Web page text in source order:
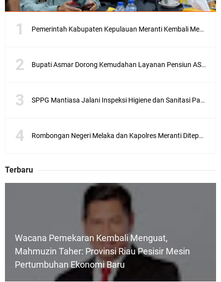
Pemerintah Kabupaten Kepulauan Meranti Kembali Merombak 3 Pejabat Eselon III. A Serta III. B
Bupati Asmar Dorong Kemudahan Layanan Pensiun ASN melalui Sinergi dengan BRK Syariah
SPPG Mantiasa Jalani Inspeksi Higiene dan Sanitasi Pangan
Rombongan Negeri Melaka dan Kapolres Meranti Ditepungtawari, Sinergi Adat hingga Green Policing Menguat
Terbaru
Wacana Pemekaran Kembali Menguat,
Mahmuzin Taher: Provinsi Riau Pesisir Mesin
Pertumbuhan Ekonomi Baru